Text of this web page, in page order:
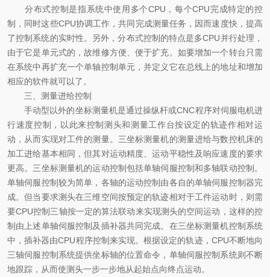
分布式控制是指系统中使用多个CPU，每个CPU完成特定的控
制，同时这些CPU协调工作，共同完成测量任务，因而速度快，提高
了控制系统的实时性。另外，分布式控制的特点是多CPU并行处理，
由于它是单元式的，故维修方便、便于扩充。如要增加一个转台只需
在系统中再扩充一个单轴控制单元，并定义它在总线上的地址和增加
相应的软件就可以了。
三、测量进给控制
手动型以外的坐标测量机是通过操纵杆或CNC程序对伺服电机进
行速度控制，以此来控制测头和测量工作台按设定的轨迹作相对运
动，从而实现对工件的测量。三坐标测量机的测量进给与数控机床的
加工进给基本相同，但其对运动精度、运动平稳性及响应速度的要求
更高。三坐标测量机的运动控制包括单轴伺服控制和多轴联动控制。
单轴伺服控制较为简单，各轴的运动控制由各自的单轴伺服控制器完
成。但当要求测头在三维空间按预定的轨迹相对于工件运动时，则需
要CPU控制三轴按一定的算法联动来实现测头的空间运动，这样的控
制由上述单轴伺服控制及插补器共同完成。在三坐标测量机控制系统
中，插补器由CPU程序控制来实现。根据设定的轨迹，CPU不断地向
三轴伺服控制系统提供坐标轴的位置命令，单轴伺服控制系统则不断
地跟踪，从而使测头一步一步地从起始点向终点运动。